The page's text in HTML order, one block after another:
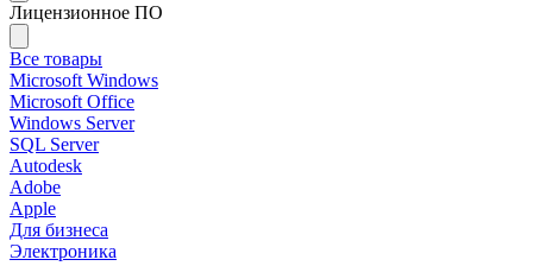
Лицензионное ПО
Все товары
Microsoft Windows
Microsoft Office
Windows Server
SQL Server
Autodesk
Adobe
Apple
Для бизнеса
Электроника